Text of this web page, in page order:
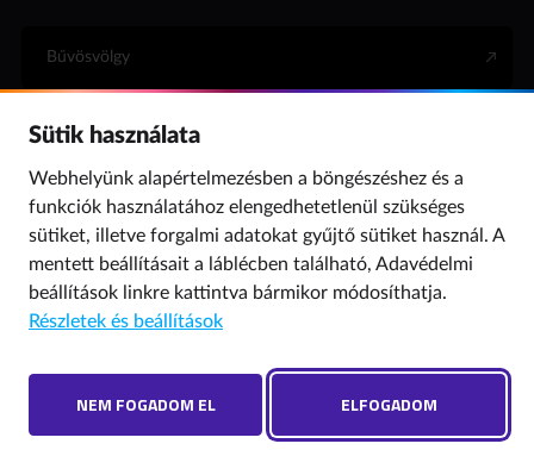
Bűvösvölgy
Internet Hotline
Para (gyermekvédelem)
© 2019 NMHH Minden jog fenntartva. | Tárhelyszolgáltató: Nemzeti Média- és
Sütik használata
Webhelyünk alapértelmezésben a böngészéshez és a
funkciók használatához elengedhetetlenül szükséges
sütiket, illetve forgalmi adatokat gyűjtő sütiket használ. A
mentett beállításait a láblécben található, Adavédelmi
beállítások linkre kattintva bármikor módosíthatja.
Részletek és beállítások
NEM FOGADOM EL ELFOGADOM